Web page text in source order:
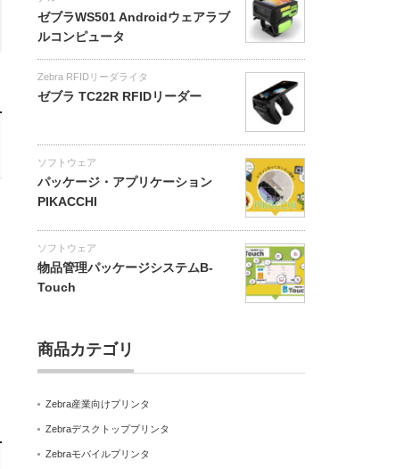
ゼブラWS501 Androidウェアラブ
ルコンピュータ
Zebra RFIDリーダライタ
ゼブラ TC22R RFIDリーダー
ソフトウェア
パッケージ・アプリケーション
PIKACCHI
ソフトウェア
物品管理パッケージシステムB-
Touch
商品カテゴリ
Zebra産業向けプリンタ
Zebraデスクトッププリンタ
Zebraモバイルプリンタ